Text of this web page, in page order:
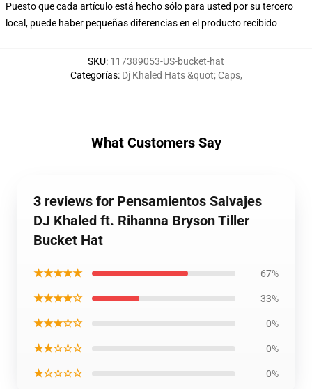
Puesto que cada artículo está hecho sólo para usted por su tercero
local, puede haber pequeñas diferencias en el producto recibido
SKU: 117389053-US-bucket-hat
Categorías: Dj Khaled Hats &quot; Caps,
What Customers Say
3 reviews for Pensamientos Salvajes
DJ Khaled ft. Rihanna Bryson Tiller
Bucket Hat
★★★★★ 67%
★★★★☆ 33%
★★★☆☆ 0%
★★☆☆☆ 0%
★☆☆☆☆ 0%